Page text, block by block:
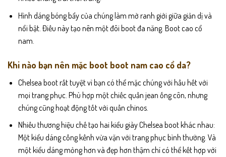
Hình dáng bóng bẩy của chúng làm mờ ranh giới giữa giản dị và
nổi bật. Điều này tạo nên một đôi boot đa năng. Boot cao cổ
nam.
Khi nào bạn nên mặc boot boot nam cao cổ da?
Chelsea boot rất tuyệt vì bạn có thể mặc chúng với hầu hết với
mọi trang phục. Phù hợp một chiếc quần jean ống côn, nhưng
chúng cũng hoạt động tốt với quần chinos.
Nhiều thương hiệu chế tạo hai kiểu giày Chelsea boot khác nhau:
Một kiểu dáng cồng kềnh vừa vặn với trang phục bình thường. Và
một kiểu dáng mỏng hơn và đẹp hơn thậm chí có thể kết hợp với